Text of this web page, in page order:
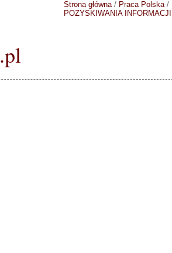
.pl
Strona główna/ Praca Polska/
POZYSKIWANIA